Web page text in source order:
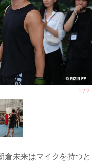
倉未来はマイクを持つと